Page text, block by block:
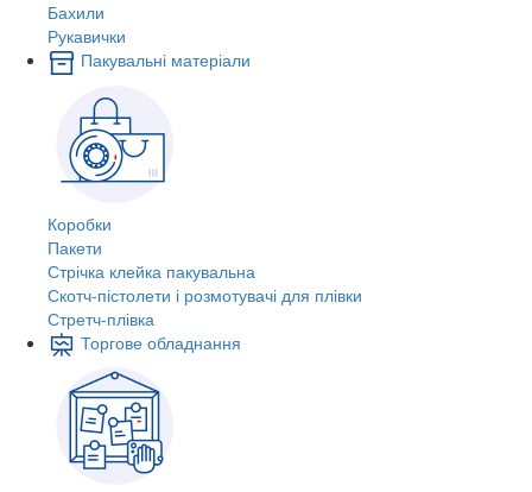
Бахили
Рукавички
Пакувальні матеріали
Коробки
Пакети
Стрічка клейка пакувальна
Скотч-пістолети і розмотувачі для плівки
Стретч-плівка
Торгове обладнання